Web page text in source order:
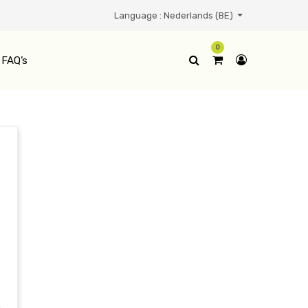
Language : Nederlands (BE)
FAQ’s
0